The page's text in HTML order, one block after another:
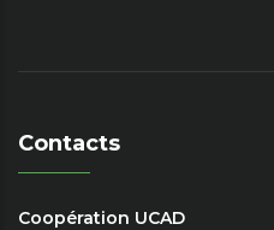
Contacts
Coopération UCAD